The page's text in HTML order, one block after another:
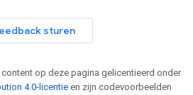
sturen
op deze pagina gelicentieerd onder
4.0-licentieen zijn codevoorbeelden